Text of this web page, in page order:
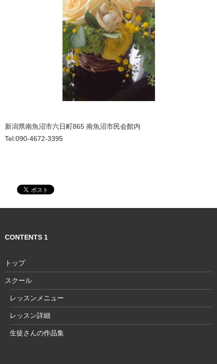
新潟県南魚沼市六日町865 南魚沼市民会館内
Tel:090-4672-3395
CONTENTS 1
トップ
スクール
レッスンメニュー
レッスン詳細
生徒さんの作品集